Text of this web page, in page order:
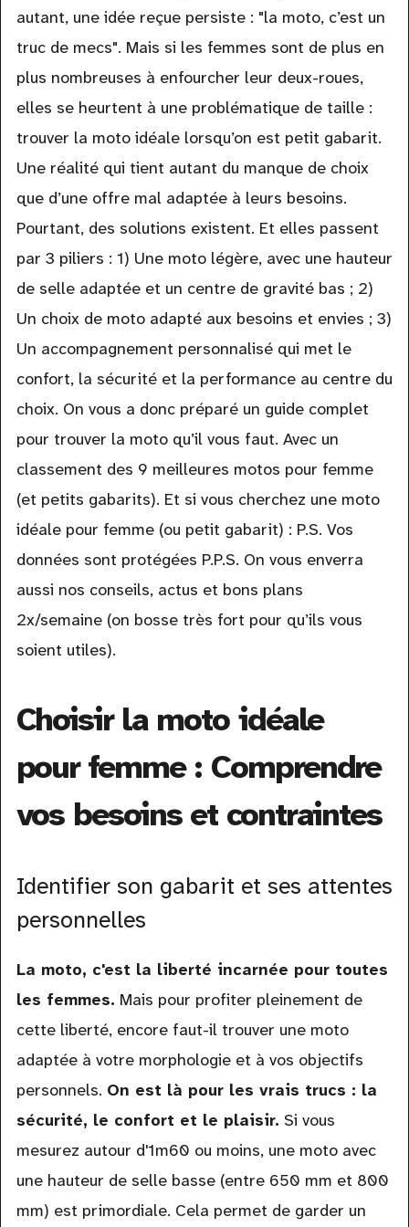
autant, une idée reçue persiste : "la moto, c’est un
truc de mecs". Mais si les femmes sont de plus en
plus nombreuses à enfourcher leur deux-roues,
elles se heurtent à une problématique de taille :
trouver la moto idéale lorsqu’on est petit gabarit.
Une réalité qui tient autant du manque de choix
que d’une offre mal adaptée à leurs besoins.
Pourtant, des solutions existent. Et elles passent
par 3 piliers : 1) Une moto légère, avec une hauteur
de selle adaptée et un centre de gravité bas ; 2)
Un choix de moto adapté aux besoins et envies ; 3)
Un accompagnement personnalisé qui met le
confort, la sécurité et la performance au centre du
choix. On vous a donc préparé un guide complet
pour trouver la moto qu’il vous faut. Avec un
classement des 9 meilleures motos pour femme
(et petits gabarits). Et si vous cherchez une moto
idéale pour femme (ou petit gabarit) : P.S. Vos
données sont protégées P.P.S. On vous enverra
aussi nos conseils, actus et bons plans
2x/semaine (on bosse très fort pour qu’ils vous
soient utiles).
Choisir la moto idéale
pour femme : Comprendre
vos besoins et contraintes
Identifier son gabarit et ses attentes
personnelles
La moto, c'est la liberté incarnée pour toutes
les femmes. Mais pour profiter pleinement de
cette liberté, encore faut-il trouver une moto
adaptée à votre morphologie et à vos objectifs
personnels. On est là pour les vrais trucs : la
sécurité, le confort et le plaisir. Si vous
mesurez autour d'1m60 ou moins, une moto avec
une hauteur de selle basse (entre 650 mm et 800
mm) est primordiale. Cela permet de garder un